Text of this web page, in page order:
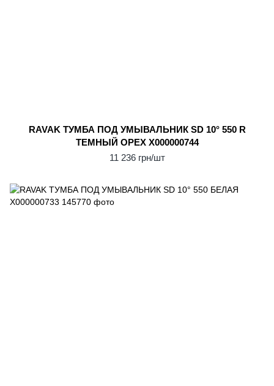
RAVAK ТУМБА ПОД УМЫВАЛЬНИК SD 10° 550 R
ТЕМНЫЙ ОРЕХ X000000744
11 236 грн/шт